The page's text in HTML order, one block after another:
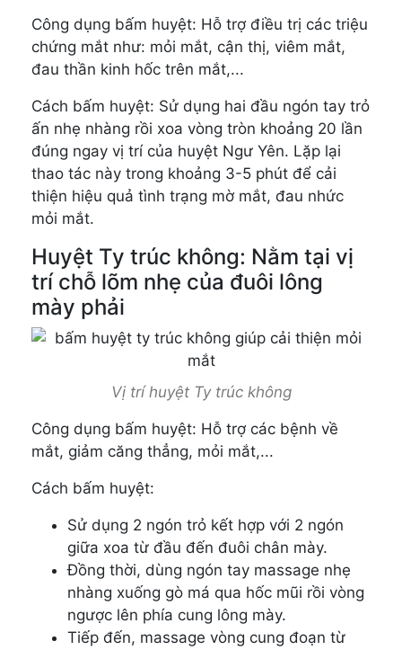
Công dụng bấm huyệt: Hỗ trợ điều trị các triệu
chứng mắt như: mỏi mắt, cận thị, viêm mắt,
đau thần kinh hốc trên mắt,...
Cách bấm huyệt: Sử dụng hai đầu ngón tay trỏ
ấn nhẹ nhàng rồi xoa vòng tròn khoảng 20 lần
đúng ngay vị trí của huyệt Ngư Yên. Lặp lại
thao tác này trong khoảng 3-5 phút để cải
thiện hiệu quả tình trạng mờ mắt, đau nhức
mỏi mắt.
Huyệt Ty trúc không: Nằm tại vị
trí chỗ lõm nhẹ của đuôi lông
mày phải
Vị trí huyệt Ty trúc không
Công dụng bấm huyệt: Hỗ trợ các bệnh về
mắt, giảm căng thẳng, mỏi mắt,...
Cách bấm huyệt:
Sử dụng 2 ngón trỏ kết hợp với 2 ngón
giữa xoa từ đầu đến đuôi chân mày.
Đồng thời, dùng ngón tay massage nhẹ
nhàng xuống gò má qua hốc mũi rồi vòng
ngược lên phía cung lông mày.
Tiếp đến, massage vòng cung đoạn từ